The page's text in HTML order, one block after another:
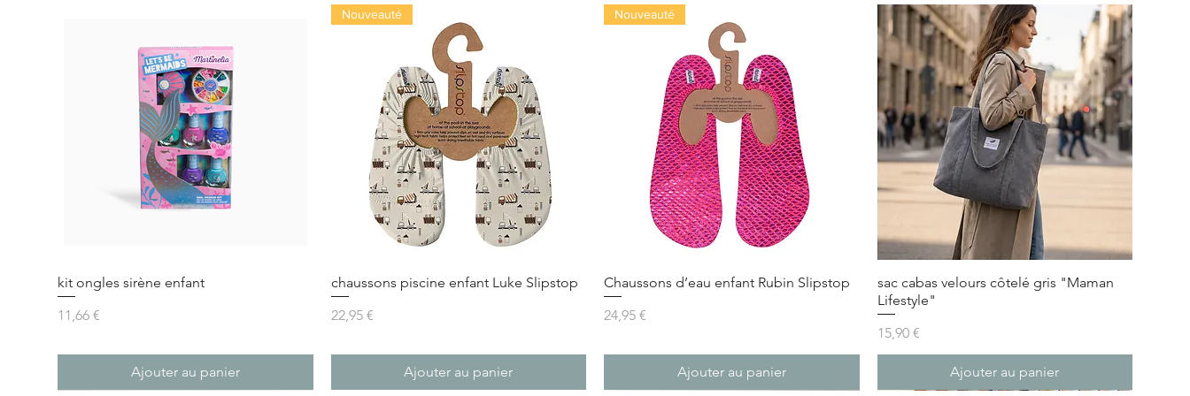
kit ongles sirène enfant
Prix
11,66 €
Ajouter au panier
Nouveauté
chaussons piscine enfant Luke Slipstop
Prix
22,95 €
Ajouter au panier
Nouveauté
Chaussons d’eau enfant Rubin Slipstop
Prix
24,95 €
Ajouter au panier
sac cabas velours côtelé gris "Maman
Lifestyle"
Prix
15,90 €
Ajouter au panier